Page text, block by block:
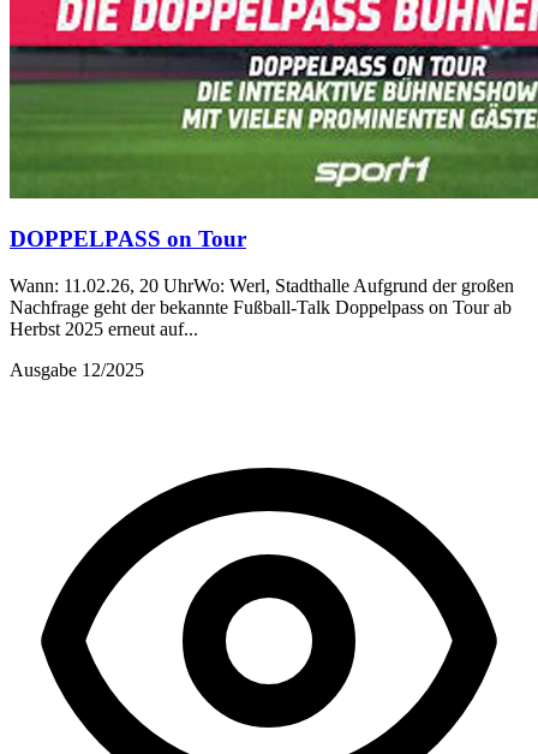
DOPPELPASS on Tour
Wann: 11.02.26, 20 UhrWo: Werl, Stadthalle Aufgrund der großen
Nachfrage geht der bekannte Fußball-Talk Doppelpass on Tour ab
Herbst 2025 erneut auf...
Ausgabe 12/2025